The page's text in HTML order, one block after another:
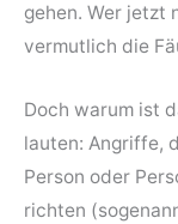
gehen. Wer jetzt
vermutlich die
Doch warum ist
lauten: Angriffe,
Person oder
richten